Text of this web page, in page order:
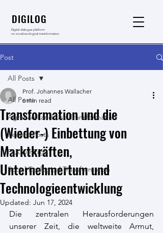
DIGILOG
Digital dialogue platform
on social-ecological transformation
Post
All Posts
Agrarian Land Use Transformation
Recent Posts
FLXSymErgy
Social-Ecological Transformation
All Posts
Transformation und die
(Wieder‑) Einbettung von
Marktkräften,
Unternehmertum und
Technologieentwicklung
Prof. Johannes Wallacher
6 min read
Updated: Jun 17, 2024
Die zentralen Herausforderungen
unserer Zeit, die weltweite Armut,